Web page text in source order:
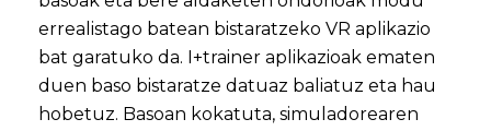
errealistago batean bistaratzeko VR aplikazio
bat garatuko da. I+trainer aplikazioak ematen
duen baso bistaratze datuaz baliatuz eta hau
hobetuz. Basoan kokatuta, simuladorearen